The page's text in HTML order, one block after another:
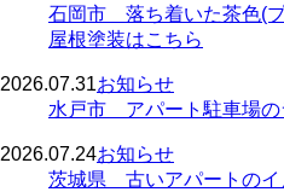
石岡市 落ち着いた茶色(
屋根塗装はこちら
2026.07.31お知らせ
水戸市 アパート駐車場の
2026.07.24お知らせ
茨城県 古いアパートのイ